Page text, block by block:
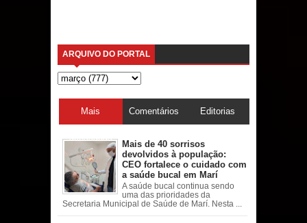
ARQUIVO DO PORTAL
Mais
acessadas
Comentários Editorias
Mais de 40 sorrisos
devolvidos à população:
CEO fortalece o cuidado com
a saúde bucal em Marí
A saúde bucal continua sendo
uma das prioridades da
Secretaria Municipal de Saúde de Marí. Nesta ...